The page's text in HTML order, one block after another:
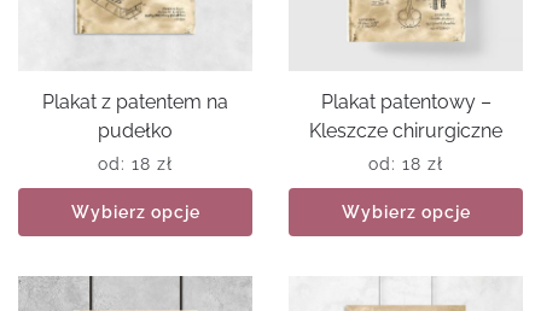
Plakat z patentem na
pudełko
od: 18 zł
Wybierz opcje
Plakat patentowy –
Kleszcze chirurgiczne
od: 18 zł
Wybierz opcje